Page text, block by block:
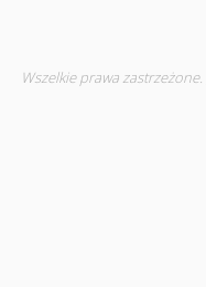
Wszelkie prawa zastrzeżone.